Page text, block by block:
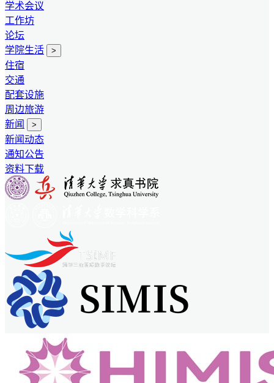
学术会议
工作坊
论坛
学院生活
>
住宿
交通
配套设施
周边旅游
新闻
>
新闻动态
通知公告
资料下载